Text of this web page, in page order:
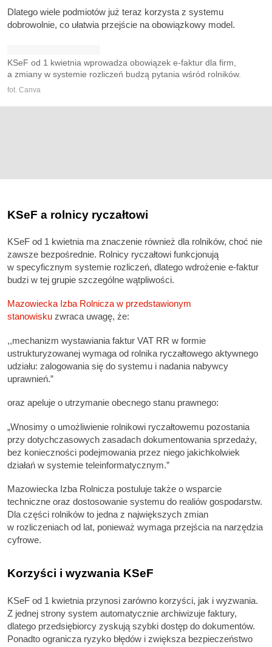
Dlatego wiele podmiotów już teraz korzysta z systemu
dobrowolnie, co ułatwia przejście na obowiązkowy model.
KSeF od 1 kwietnia wprowadza obowiązek e-faktur dla firm,
a zmiany w systemie rozliczeń budzą pytania wśród rolników.
fot. Canva
KSeF a rolnicy ryczałtowi
KSeF od 1 kwietnia ma znaczenie również dla rolników, choć nie
zawsze bezpośrednie. Rolnicy ryczałtowi funkcjonują
w specyficznym systemie rozliczeń, dlatego wdrożenie e-faktur
budzi w tej grupie szczególne wątpliwości.
Mazowiecka Izba Rolnicza w przedstawionym
stanowisku zwraca uwagę, że:
,,mechanizm wystawiania faktur VAT RR w formie
ustrukturyzowanej wymaga od rolnika ryczałtowego aktywnego
udziału: zalogowania się do systemu i nadania nabywcy
uprawnień.”
oraz apeluje o utrzymanie obecnego stanu prawnego:
„Wnosimy o umożliwienie rolnikowi ryczałtowemu pozostania
przy dotychczasowych zasadach dokumentowania sprzedaży,
bez konieczności podejmowania przez niego jakichkolwiek
działań w systemie teleinformatycznym.”
Mazowiecka Izba Rolnicza postuluje także o wsparcie
techniczne oraz dostosowanie systemu do realiów gospodarstw.
Dla części rolników to jedna z największych zmian
w rozliczeniach od lat, ponieważ wymaga przejścia na narzędzia
cyfrowe.
Korzyści i wyzwania KSeF
KSeF od 1 kwietnia przynosi zarówno korzyści, jak i wyzwania.
Z jednej strony system automatycznie archiwizuje faktury,
dlatego przedsiębiorcy zyskują szybki dostęp do dokumentów.
Ponadto ogranicza ryzyko błędów i zwiększa bezpieczeństwo